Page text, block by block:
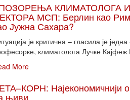
КЛИМАТОЛОГА
МСП: Берлин као
Јужна Сахара?
је критична – гласила је
климатолога Лучке Кајфеж
More
Најекономичнији
њиви